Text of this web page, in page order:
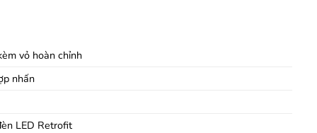
vỏ hoàn chỉnh
nhấn
LED Retrofit